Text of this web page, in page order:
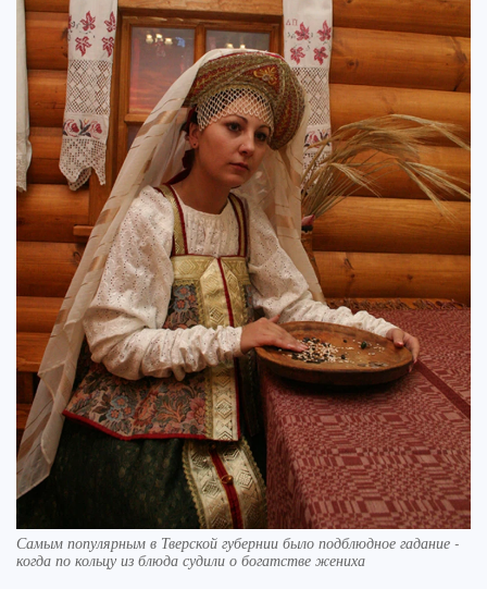
Самым популярным в Тверской губернии было подблюдное гадание -
когда по кольцу из блюда судили о богатстве жениха